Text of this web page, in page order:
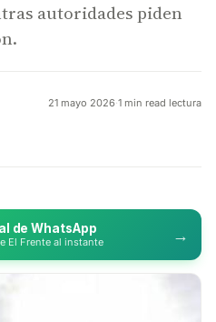
autoridades piden
21 mayo 2026·1 min read lectura
de WhatsApp
El Frente al instante →